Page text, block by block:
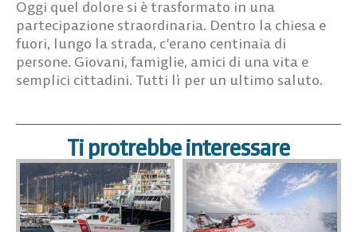
Oggi quel dolore si è trasformato in una
partecipazione straordinaria. Dentro la chiesa e
fuori, lungo la strada, c’erano centinaia di
persone. Giovani, famiglie, amici di una vita e
semplici cittadini. Tutti lì per un ultimo saluto.
Ti protrebbe interessare